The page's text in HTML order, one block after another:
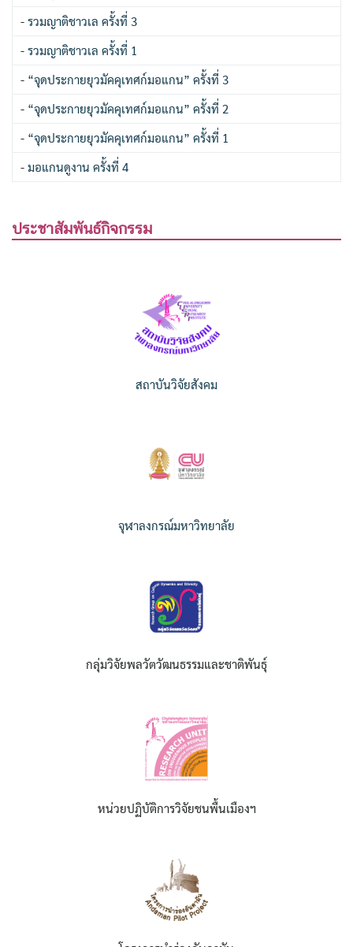
- รวมญาติชาวเล ครั้งที่ 3
- รวมญาติชาวเล ครั้งที่ 1
- “จุดประกายยุวมัคคุเทศก์มอแกน” ครั้งที่ 3
- “จุดประกายยุวมัคคุเทศก์มอแกน” ครั้งที่ 2
- “จุดประกายยุวมัคคุเทศก์มอแกน” ครั้งที่ 1
- มอแกนดูงาน ครั้งที่ 4
ประชาสัมพันธ์กิจกรรม
สถาบันวิจัยสังคม
จุฬาลงกรณ์มหาวิทยาลัย
กลุ่มวิจัยพลวัตวัฒนธรรมและชาติพันธุ์
หน่วยปฏิบัติการวิจัยชนพื้นเมืองฯ